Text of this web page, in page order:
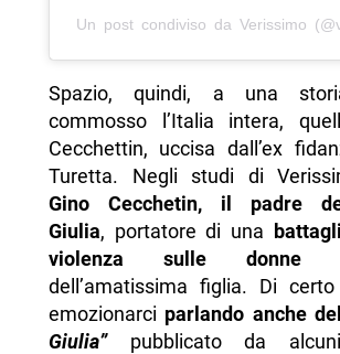
Un post condiviso da Verissimo
Spazio, quindi, a una
commosso l’Italia intera,
Cecchettin, uccisa dall’ex
Turetta. Negli studi di
Gino Cecchetin, il padre
Giulia, portatore di una
violenza sulle donne
dell’amatissima figlia. Di
emozionarci parlando anche
Giulia”pubblicato da